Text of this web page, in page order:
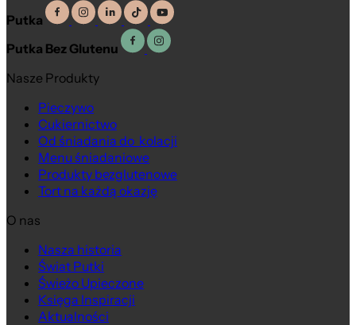
Putka
Putka Bez Glutenu
Nasze Produkty
Pieczywo
Cukiernictwo
Od śniadania do kolacji
Menu śniadaniowe
Produkty bezglutenowe
Tort na każdą okazję
O nas
Nasza historia
Świat Putki
Świeżo Upieczone
Księga Inspiracji
Aktualności